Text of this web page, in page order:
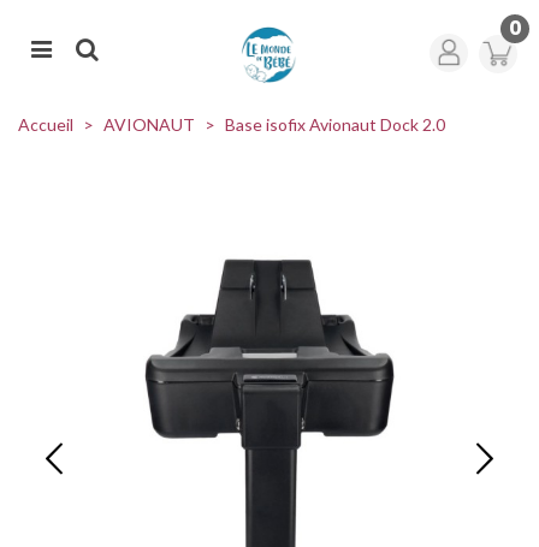
0
Accueil > AVIONAUT > Base isofix Avionaut Dock 2.0